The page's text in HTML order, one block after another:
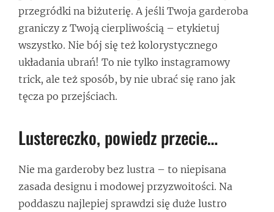
przegródki na biżuterię. A jeśli Twoja garderoba
graniczy z Twoją cierpliwością – etykietuj
wszystko. Nie bój się też kolorystycznego
układania ubrań! To nie tylko instagramowy
trick, ale też sposób, by nie ubrać się rano jak
tęcza po przejściach.
Lustereczko, powiedz przecie…
Nie ma garderoby bez lustra – to niepisana
zasada designu i modowej przyzwoitości. Na
poddaszu najlepiej sprawdzi się duże lustro